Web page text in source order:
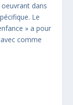
dans
Le
» a pour
comme